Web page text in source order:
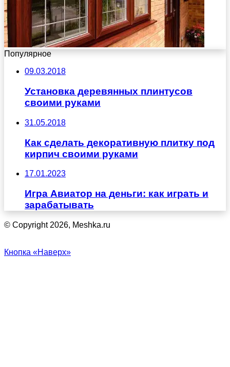
Популярное
09.03.2018
Установка деревянных плинтусов
своими руками
31.05.2018
Как сделать декоративную плитку под
кирпич своими руками
17.01.2023
Игра Авиатор на деньги: как играть и
зарабатывать
© Copyright 2026, Meshka.ru
Кнопка «Наверх»